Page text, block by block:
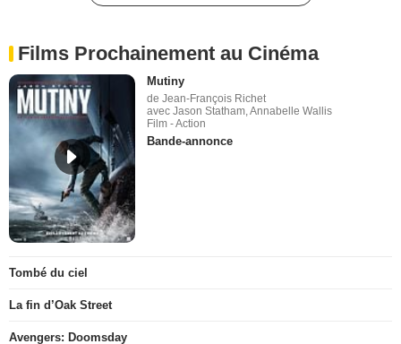
Films Prochainement au Cinéma
Mutiny
de Jean-François Richet
avec Jason Statham, Annabelle Wallis
Film - Action
Bande-annonce
Tombé du ciel
La fin d’Oak Street
Avengers: Doomsday